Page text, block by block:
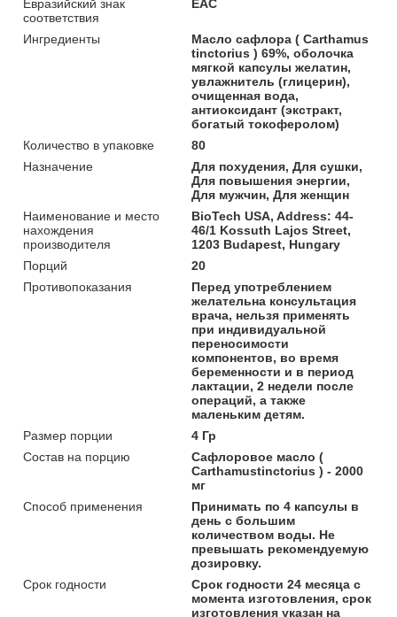
Евразийский знак
соответствия
ЕАС
Ингредиенты
Масло сафлора ( Carthamus
tinctorius ) 69%, оболочка
мягкой капсулы желатин,
увлажнитель (глицерин),
очищенная вода,
антиоксидант (экстракт,
богатый токоферолом)
Количество в упаковке
80
Назначение
Для похудения, Для сушки,
Для повышения энергии,
Для мужчин, Для женщин
Наименование и место
нахождения
производителя
BioTech USA, Address: 44-
46/1 Kossuth Lajos Street,
1203 Budapest, Hungary
Порций
20
Противопоказания
Перед употреблением
желательна консультация
врача, нельзя применять
при индивидуальной
переносимости
компонентов, во время
беременности и в период
лактации, 2 недели после
операций, а также
маленьким детям.
Размер порции
4 Гр
Состав на порцию
Сафлоровое масло (
Carthamustinctorius ) - 2000
мг
Способ применения
Принимать по 4 капсулы в
день с большим
количеством воды. Не
превышать рекомендуемую
дозировку.
Срок годности
Срок годности 24 месяца с
момента изготовления, срок
изготовления указан на